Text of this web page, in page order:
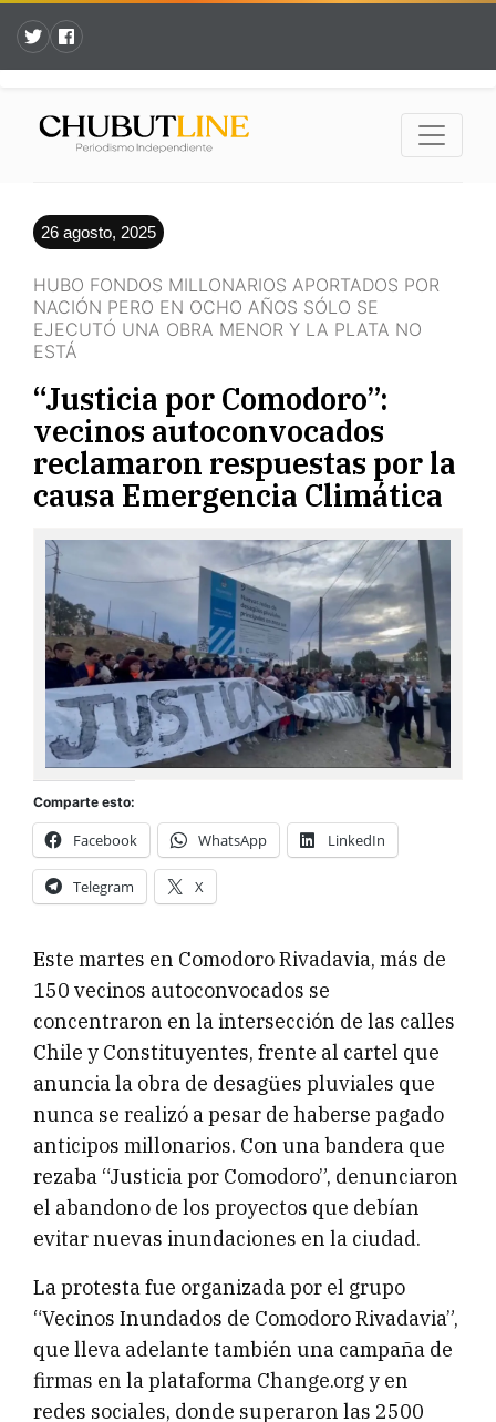
26 agosto, 2025
HUBO FONDOS MILLONARIOS APORTADOS POR
NACIÓN PERO EN OCHO AÑOS SÓLO SE
EJECUTÓ UNA OBRA MENOR Y LA PLATA NO
ESTÁ
“Justicia por Comodoro”:
vecinos autoconvocados
reclamaron respuestas por la
causa Emergencia Climática
Comparte esto:
Facebook WhatsApp LinkedIn
Telegram X
Este martes en Comodoro Rivadavia, más de
150 vecinos autoconvocados se
concentraron en la intersección de las calles
Chile y Constituyentes, frente al cartel que
anuncia la obra de desagües pluviales que
nunca se realizó a pesar de haberse pagado
anticipos millonarios. Con una bandera que
rezaba “Justicia por Comodoro”, denunciaron
el abandono de los proyectos que debían
evitar nuevas inundaciones en la ciudad.
La protesta fue organizada por el grupo
“Vecinos Inundados de Comodoro Rivadavia”,
que lleva adelante también una campaña de
firmas en la plataforma Change.org y en
redes sociales, donde superaron las 2500